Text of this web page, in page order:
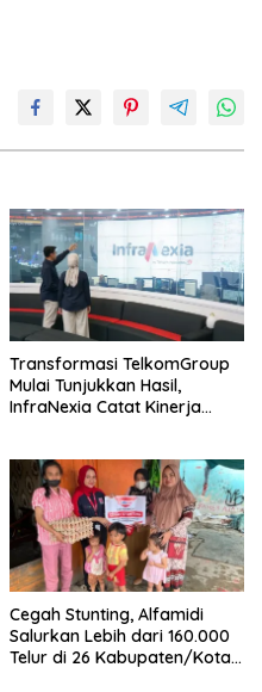
Transformasi TelkomGroup
Mulai Tunjukkan Hasil,
InfraNexia Catat Kinerja
Cegah Stunting, Alfamidi
Salurkan Lebih dari 160.000
Telur di 26 Kabupaten/Kota